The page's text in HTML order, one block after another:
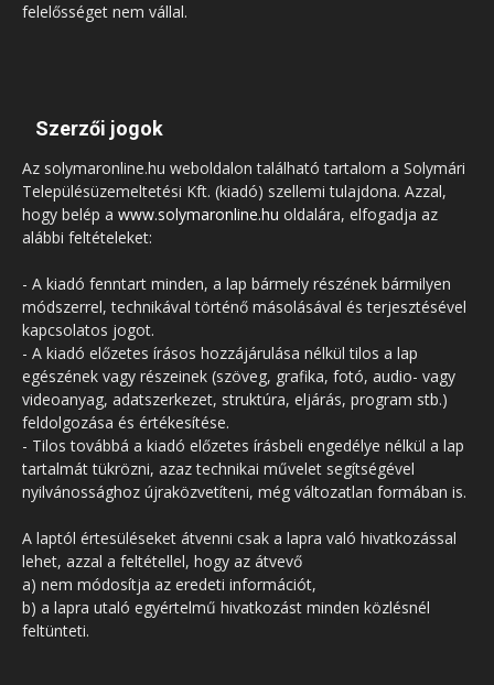
felelősséget nem vállal.
Szerzői jogok
Az solymaronline.hu weboldalon található tartalom a Solymári
Településüzemeltetési Kft. (kiadó) szellemi tulajdona. Azzal,
hogy belép a www.solymaronline.hu oldalára, elfogadja az
alábbi feltételeket:
- A kiadó fenntart minden, a lap bármely részének bármilyen
módszerrel, technikával történő másolásával és terjesztésével
kapcsolatos jogot.
- A kiadó előzetes írásos hozzájárulása nélkül tilos a lap
egészének vagy részeinek (szöveg, grafika, fotó, audio- vagy
videoanyag, adatszerkezet, struktúra, eljárás, program stb.)
feldolgozása és értékesítése.
- Tilos továbbá a kiadó előzetes írásbeli engedélye nélkül a lap
tartalmát tükrözni, azaz technikai művelet segítségével
nyilvánossághoz újraközvetíteni, még változatlan formában is.
A laptól értesüléseket átvenni csak a lapra való hivatkozással
lehet, azzal a feltétellel, hogy az átvevő
a) nem módosítja az eredeti információt,
b) a lapra utaló egyértelmű hivatkozást minden közlésnél
feltünteti.